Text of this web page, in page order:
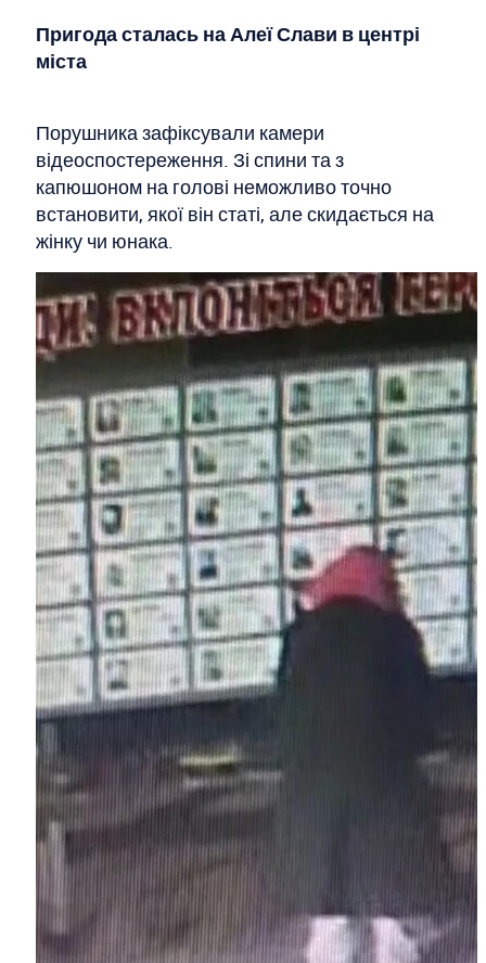
Пригода сталась на Алеї Слави в центрі
міста
Порушника зафіксували камери
відеоспостереження. Зі спини та з
капюшоном на голові неможливо точно
встановити, якої він статі, але скидається на
жінку чи юнака.